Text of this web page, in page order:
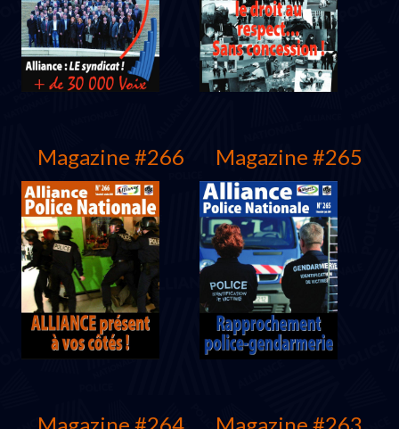
Septembre 2010 Juin 2010
Mars 2010 Décembre 2009
Magazine #266 Magazine #265